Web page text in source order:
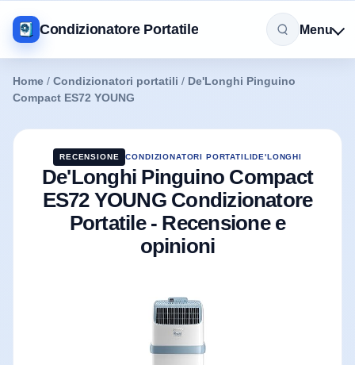
Condizionatore Portatile Menu
Home / Condizionatori portatili / De'Longhi Pinguino
Compact ES72 YOUNG
RECENSIONE CONDIZIONATORI PORTATILIDE'LONGHI
De'Longhi Pinguino Compact
ES72 YOUNG Condizionatore
Portatile - Recensione e
opinioni